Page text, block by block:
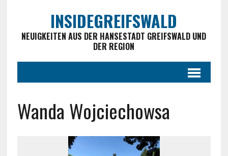
INSIDEGREIFSWALD
NEUIGKEITEN AUS DER HANSESTADT GREIFSWALD UND
DER REGION
Wanda Wojciechowsa